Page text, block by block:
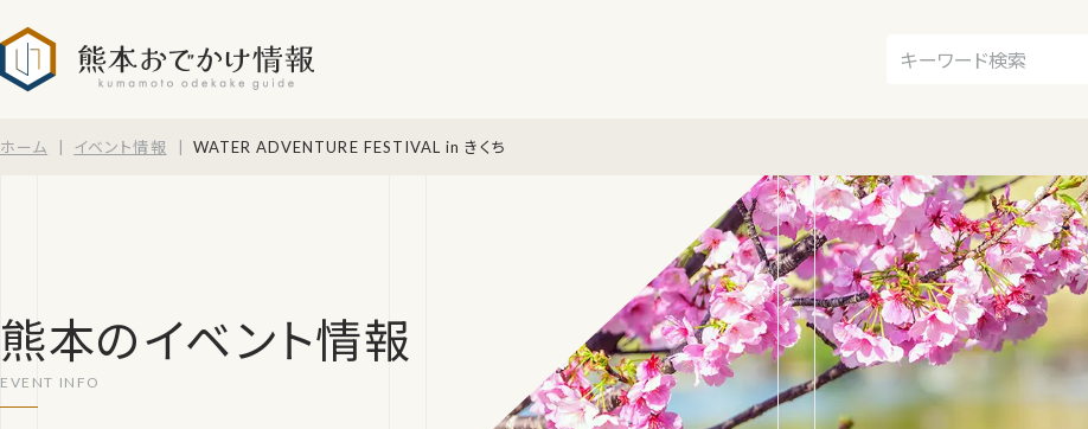
ホーム イベント情報 WATER ADVENTURE FESTIVAL in きくち
熊本のイベント情報